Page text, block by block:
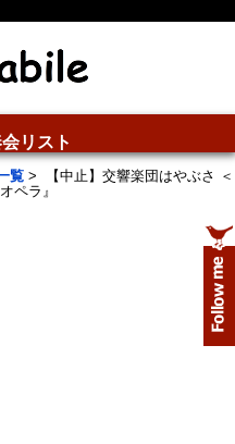
リスト
覧 >
【中止】交響楽団はやぶさ ＜
ペラ』